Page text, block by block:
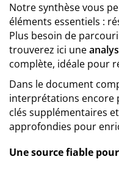
Notre synthèse vous
éléments essentiels :
Plus besoin de
trouverez ici une
complète, idéale pour
Dans le document
interprétations encore
clés supplémentaires
approfondies pour
Une source fiable